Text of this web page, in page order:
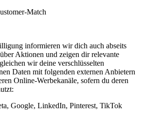
Match
informieren wir dich auch abseits
Aktionen und zeigen dir relevante
wir deine verschlüsselten
Daten mit folgenden externen Anbietern
Online-Werbekanäle, sofern du deren
Google, LinkedIn, Pinterest, TikTok